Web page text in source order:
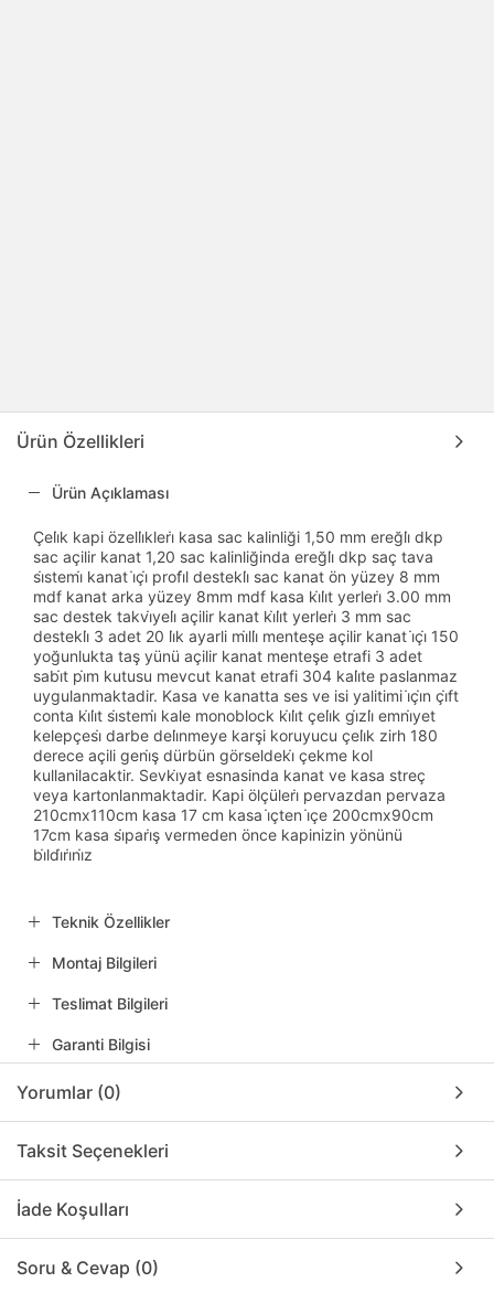
Ürün Özellikleri
Ürün Açıklaması
Çeli̇k kapi özelli̇kleri̇ kasa sac kalinliği 1,50 mm ereğli̇ dkp
sac açilir kanat 1,20 sac kalinliğinda ereğli̇ dkp saç tava
si̇stemi̇ kanat i̇çi̇ profi̇l destekli̇ sac kanat ön yüzey 8 mm
mdf kanat arka yüzey 8mm mdf kasa ki̇li̇t yerleri̇ 3.00 mm
sac destek takvi̇yeli̇ açilir kanat ki̇li̇t yerleri̇ 3 mm sac
destekli̇ 3 adet 20 li̇k ayarli mi̇lli̇ menteşe açilir kanat i̇çi̇ 150
yoğunlukta taş yünü açilir kanat menteşe etrafi 3 adet
sabi̇t pi̇m kutusu mevcut kanat etrafi 304 kali̇te paslanmaz
uygulanmaktadir. Kasa ve kanatta ses ve isi yalitimi i̇çi̇n çi̇ft
conta ki̇li̇t si̇stemi̇ kale monoblock ki̇li̇t çeli̇k gi̇zli̇ emni̇yet
kelepçesi̇ darbe deli̇nmeye karşi koruyucu çeli̇k zirh 180
derece açili geni̇ş dürbün görseldeki̇ çekme kol
kullanilacaktir. Sevki̇yat esnasinda kanat ve kasa streç
veya kartonlanmaktadir. Kapi ölçüleri̇ pervazdan pervaza
210cmx110cm kasa 17 cm kasa i̇çten i̇çe 200cmx90cm
17cm kasa si̇pari̇ş vermeden önce kapinizin yönünü
bi̇ldi̇ri̇ni̇z
Teknik Özellikler
Montaj Bilgileri
Teslimat Bilgileri
Garanti Bilgisi
Yorumlar (0)
Taksit Seçenekleri
İade Koşulları
Soru & Cevap (0)